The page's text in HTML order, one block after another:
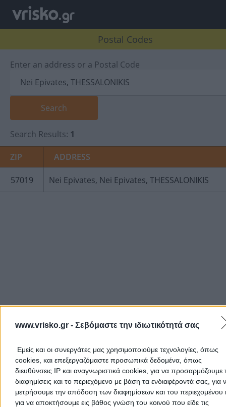
www.vrisko.gr - Σεβόμαστε την ιδιωτικότητά σας
Εμείς και οι συνεργάτες μας χρησιμοποιούμε τεχνολογίες, όπως
cookies, και επεξεργαζόμαστε προσωπικά δεδομένα, όπως
διευθύνσεις IP και αναγνωριστικά cookies, για να προσαρμόζουμε
διαφημίσεις και το περιεχόμενο με βάση τα ενδιαφέροντά σας, για
μετρήσουμε την απόδοση των διαφημίσεων και του περιεχομένου
για να αποκτήσουμε εις βάθος γνώση του κοινού που είδε τις
Postal Codes
Enter an address or a Postal Code
Search Results: 1
ZIP ADDRESS
57019 Nei Epivates, Nei Epivates, THESSALONIKIS
In this section you can search forPostal Codes (ZIP)in Greece.
can do that by typing in the address or by selecting the county
region of your interest. If you know thePostal Code (ZIP)and
looking for the area it belongs to, simply type the ZIP in and
find the streets, the county and the region covered by the
corresponding Postal Code